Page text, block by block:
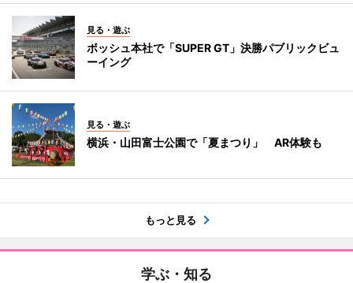
見る・遊ぶ
ボッシュ本社で「SUPER GT」決勝パブリックビュ
ーイング
見る・遊ぶ
横浜・山田富士公園で「夏まつり」 AR体験も
もっと見る
学ぶ・知る